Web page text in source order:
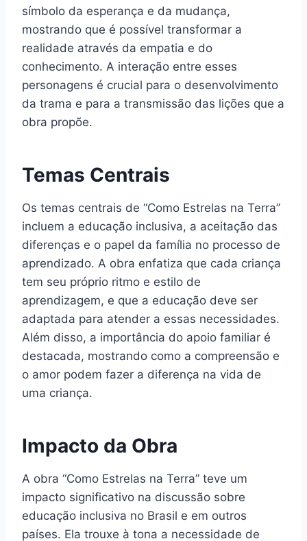
símbolo da esperança e da mudança,
mostrando que é possível transformar a
realidade através da empatia e do
conhecimento. A interação entre esses
personagens é crucial para o desenvolvimento
da trama e para a transmissão das lições que a
obra propõe.
Temas Centrais
Os temas centrais de “Como Estrelas na Terra”
incluem a educação inclusiva, a aceitação das
diferenças e o papel da família no processo de
aprendizado. A obra enfatiza que cada criança
tem seu próprio ritmo e estilo de
aprendizagem, e que a educação deve ser
adaptada para atender a essas necessidades.
Além disso, a importância do apoio familiar é
destacada, mostrando como a compreensão e
o amor podem fazer a diferença na vida de
uma criança.
Impacto da Obra
A obra “Como Estrelas na Terra” teve um
impacto significativo na discussão sobre
educação inclusiva no Brasil e em outros
países. Ela trouxe à tona a necessidade de